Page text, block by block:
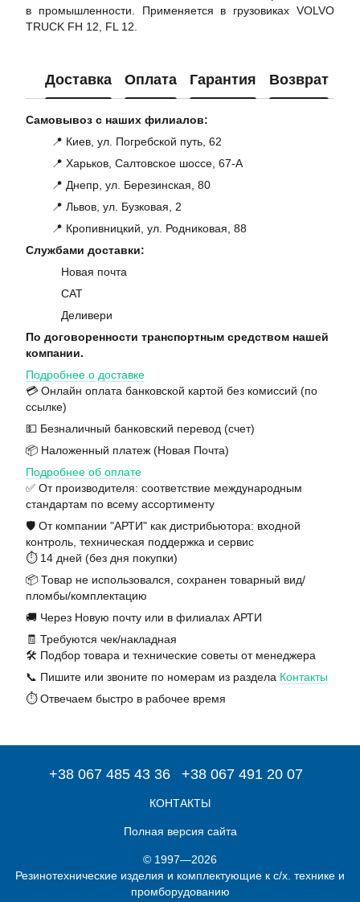
в промышленности. Применяется в грузовиках VOLVO
TRUCK FH 12, FL 12.
Доставка Оплата Гарантия Возврат
Самовывоз с наших филиалов:
📍 Киев, ул. Погребской путь, 62
📍 Харьков, Салтовское шоссе, 67-А
📍 Днепр, ул. Березинская, 80
📍 Львов, ул. Бузковая, 2
📍 Кропивницкий, ул. Родниковая, 88
Службами доставки:
Новая почта
САТ
Деливери
По договоренности транспортным средством нашей
компании.
Подробнее о доставке
💳 Онлайн оплата банковской картой без комиссий (по
ссылке)
💵 Безналичный банковский перевод (счет)
📦 Наложенный платеж (Новая Почта)
Подробнее об оплате
✅ От производителя: соответствие международным
стандартам по всему ассортименту
🛡️ От компании "АРТИ" как дистрибьютора: входной
контроль, техническая поддержка и сервис
⏱️ 14 дней (без дня покупки)
📦 Товар не использовался, сохранен товарный вид/
пломбы/комплектацию
🚚 Через Новую почту или в филиалах АРТИ
🧾 Требуются чек/накладная
🛠️ Подбор товара и технические советы от менеджера
📞 Пишите или звоните по номерам из раздела Контакты
⏱️ Отвечаем быстро в рабочее время
+38 067 485 43 36 +38 067 491 20 07
КОНТАКТЫ
Полная версия сайта
© 1997—2026
Резинотехнические изделия и комплектующие к с/х. технике и
промборудованию